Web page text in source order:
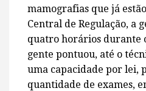
mamografias que já
Central de Regulação, a
quatro horários durante
gente pontuou, até o
uma capacidade por lei,
quantidade de exames,